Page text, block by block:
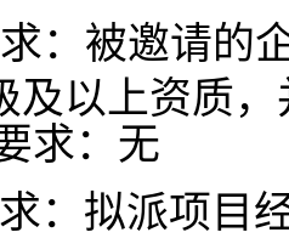
：被邀请的
及以上资质，
求：无
：拟派项目